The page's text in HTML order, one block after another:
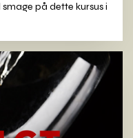
på dette kursus i